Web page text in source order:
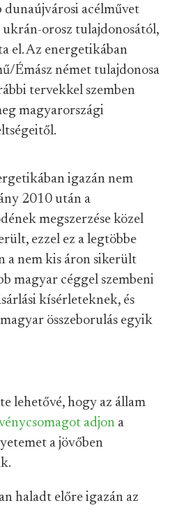
acélművet
ukrán-orosz tulajdonosától,
el. Az energetikában
Émász német tulajdonosa
tervekkel szemben
magyarországi
igazán nem
2010 után a
megszerzése közel
ezzel ez a legtöbbe
a nem kis áron sikerült
magyar céggel szembeni
kísérleteknek, és
összeborulás egyik
lehetővé, hogy az állam
adjon a
a jövőben
haladt előre igazán az